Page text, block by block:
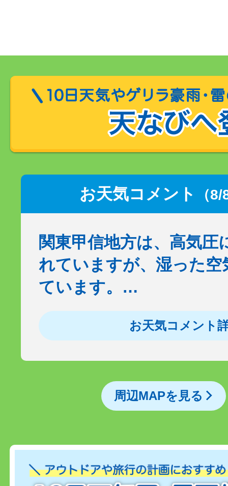
お天気コメント （
関東甲信地方は、高気圧
れていますが、湿った空
ています。…
お天気コメント
周辺MAPを見る